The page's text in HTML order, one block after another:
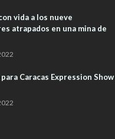
vida a los nueve
atrapados en una mina de
Caracas Expression Show